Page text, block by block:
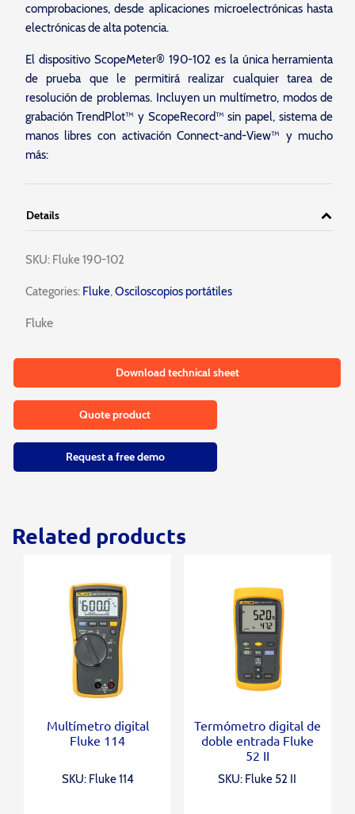
comprobaciones, desde aplicaciones microelectrónicas hasta
electrónicas de alta potencia.
El dispositivo ScopeMeter® 190-102 es la única herramienta
de prueba que le permitirá realizar cualquier tarea de
resolución de problemas. Incluyen un multímetro, modos de
grabación TrendPlot™ y ScopeRecord™ sin papel, sistema de
manos libres con activación Connect-and-View™ y mucho
más:
Details
SKU: Fluke 190-102
Categories:Fluke, Osciloscopios portátiles
Fluke
Download technical sheet
Quote product
Request a free demo
Related products
Multímetro digital
Fluke 114
SKU: Fluke 114
Termómetro digital de
doble entrada Fluke
52 II
SKU: Fluke 52 II